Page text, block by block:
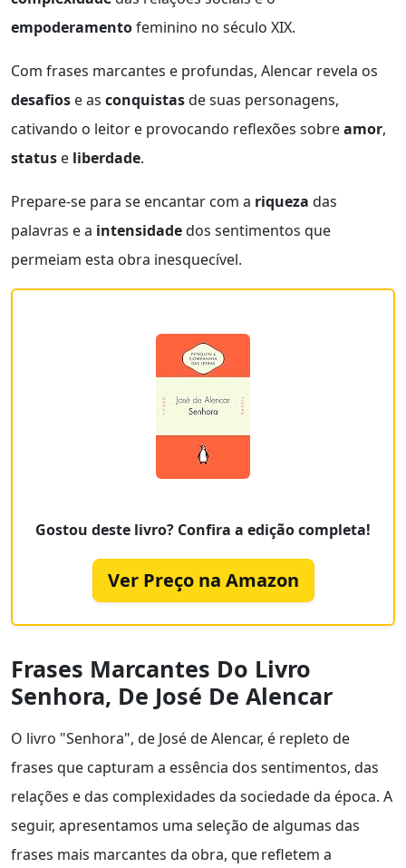
empoderamentofeminino no século XIX.
Com frases marcantes e profundas, Alencar revela os
desafios e as conquistasde suas personagens,
cativando o leitor e provocando reflexões sobreamor,
status e liberdade.
Prepare-se para se encantar com a riqueza das
palavras e a intensidadedos sentimentos que
permeiam esta obra inesquecível.
Gostou deste livro? Confira a edição completa!
Ver Preço na Amazon
Frases Marcantes Do Livro
Senhora, De José De Alencar
O livro "Senhora", de José de Alencar, é repleto de
frases que capturam a essência dos sentimentos, das
relações e das complexidades da sociedade da época. A
seguir, apresentamos uma seleção de algumas das
frases mais marcantes da obra, que refletem a